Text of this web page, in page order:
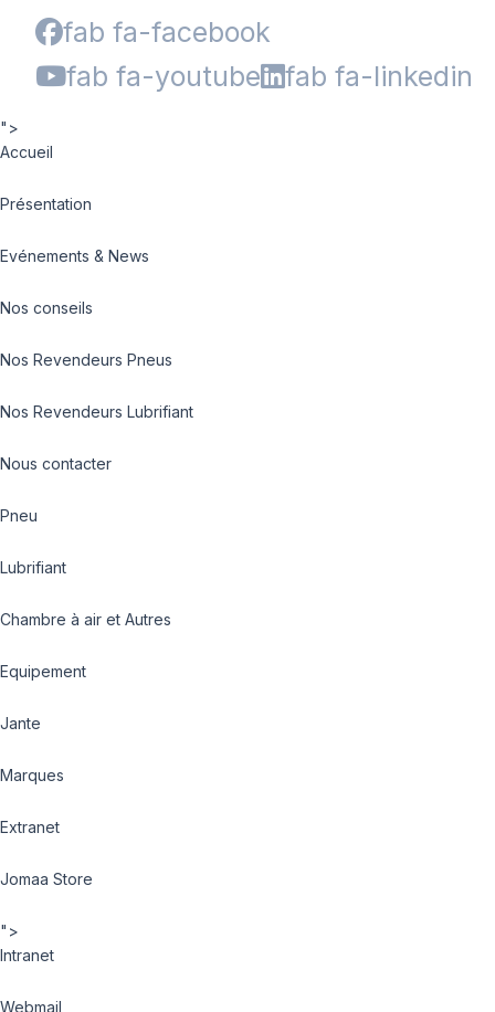
fab fa-facebook
fab fa-youtube
fab fa-linkedin
">
Accueil
Présentation
Evénements & News
Nos conseils
Nos Revendeurs Pneus
Nos Revendeurs Lubrifiant
Nous contacter
Pneu
Lubrifiant
Chambre à air et Autres
Equipement
Jante
Marques
Extranet
Jomaa Store
">
Intranet
Webmail